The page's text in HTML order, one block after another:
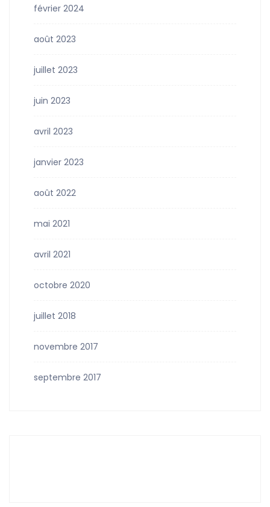
février 2024
août 2023
juillet 2023
juin 2023
avril 2023
janvier 2023
août 2022
mai 2021
avril 2021
octobre 2020
juillet 2018
novembre 2017
septembre 2017